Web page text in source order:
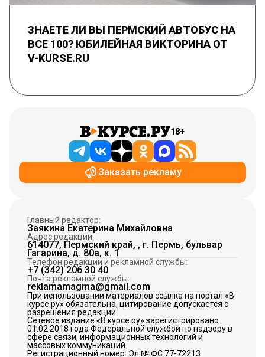
ЗНАЕТЕ ЛИ ВЫ ПЕРМСКИЙ АВТОБУС НА
ВСЕ 100? ЮБИЛЕЙНАЯ ВИКТОРИНА ОТ
V-KURSE.RU
18+
Заказать рекламу
Главный редактор:
Заякина Екатерина Михайловна
Адрес редакции:
614077, Пермский край, , г. Пермь, бульвар
Гагарина, д. 80а, к. 1
Телефон редакции и рекламной службы:
+7 (342) 206 30 40
Почта рекламной службы:
reklamamagma@gmail.com
При использовании материалов ссылка на портал «В
курсе.ру» обязательна, цитирование допускается с
разрешения редакции.
Сетевое издание «В курсе.ру» зарегистрировано
01.02.2018 года Федеральной службой по надзору в
сфере связи, информационных технологий и
массовых коммуникаций.
Регистрационный номер: Эл № ФС 77-72213